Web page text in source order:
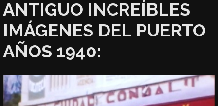
ANTIGUO INCREÍBLES
IMÁGENES DEL PUERTO
AÑOS 1940: